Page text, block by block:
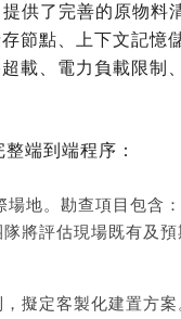
供了完善的原物料
節點、上下文記憶
載、電力負載限制
端到端程序：
地。勘查項目包含
將評估現場既有及
擬定客製化建置方案